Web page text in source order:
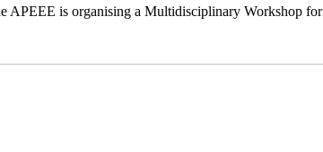
APEEE is organising a Multidisciplinary Workshop for